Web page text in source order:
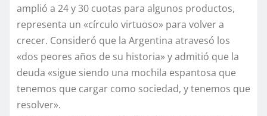
amplió a 24 y 30 cuotas para algunos productos,
representa un «círculo virtuoso» para volver a
crecer. Consideró que la Argentina atravesó los
«dos peores años de su historia» y admitió que la
deuda «sigue siendo una mochila espantosa que
tenemos que cargar como sociedad, y tenemos que
resolver».